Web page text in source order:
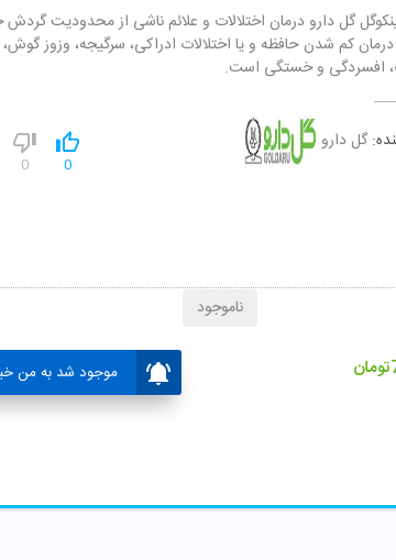
گل دارو درمان اختلالات و علائم ناشی از محدوديت
کم شدن حافظه و يا اختلالات ادراکی، سرگيجه، وزوز گوش،
افسردگی و خستگی است.
گل دارو
0
0
تومان موجود شد به من
ناموجود